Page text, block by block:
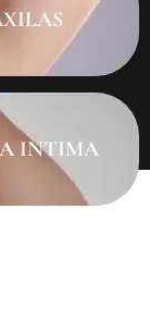
INTIMA